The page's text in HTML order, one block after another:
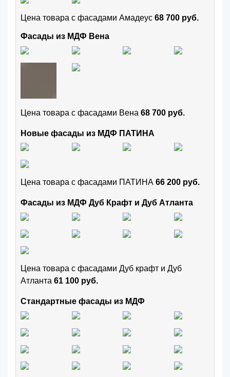
Цена товара с фасадами Амадеус 68 700 руб.
Фасады из МДФ Вена
Цена товара с фасадами Вена 68 700 руб.
Новые фасады из МДФ ПАТИНА
Цена товара с фасадами ПАТИНА 66 200 руб.
Фасады из МДФ Дуб Крафт и Дуб Атланта
Цена товара с фасадами Дуб крафт и Дуб
Атланта 61 100 руб.
Стандартные фасады из МДФ